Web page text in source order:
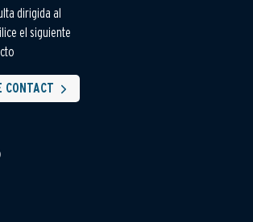
dirigida al
el siguiente
CONTACT